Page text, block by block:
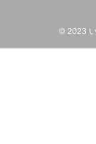
© 2023